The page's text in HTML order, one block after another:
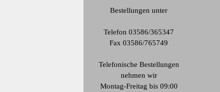
Bestellungen unter
Telefon 03586/365347
Fax 03586/765749
Telefonische Bestellungen
nehmen wir
Montag-Freitag bis 09:00